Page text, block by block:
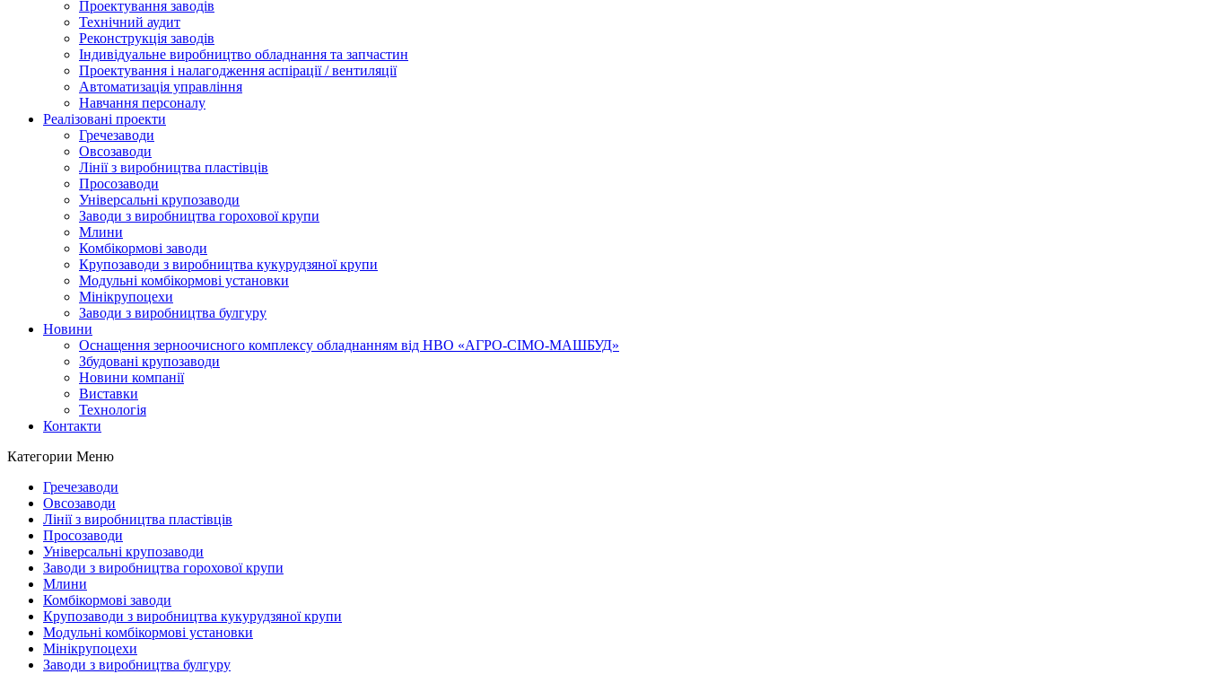
Проектування заводів
Технічний аудит
Реконструкція заводів
Індивідуальне виробництво обладнання та запчастин
Проектування і налагодження аспірації / вентиляції
Автоматизація управління
Навчання персоналу
Реалізовані проекти
Гречезаводи
Овсозаводи
Лінії з виробництва пластівців
Просозаводи
Універсальні крупозаводи
Заводи з виробництва горохової крупи
Млини
Комбікормові заводи
Крупозаводи з виробництва кукурудзяної крупи
Модульні комбікормові установки
Мінікрупоцехи
Заводи з виробництва булгуру
Новини
Оснащення зерноочисного комплексу обладнанням від НВО «АГРО-СІМО-МАШБУД»
Збудовані крупозаводи
Новини компанії
Виставки
Технологія
Контакти
Категории Меню
Гречезаводи
Овсозаводи
Лінії з виробництва пластівців
Просозаводи
Універсальні крупозаводи
Заводи з виробництва горохової крупи
Млини
Комбікормові заводи
Крупозаводи з виробництва кукурудзяної крупи
Модульні комбікормові установки
Мінікрупоцехи
Заводи з виробництва булгуру